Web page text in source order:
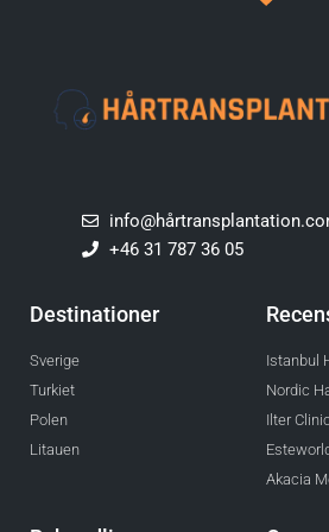
+46 31 787 36 05
Destinationer
Sverige
Turkiet
Polen
Litauen
Istanbul
Nordic
Ilter Clinic
Akacia